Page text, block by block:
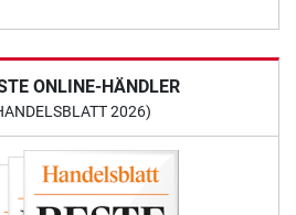
ONLINE-HÄNDLER
2026)